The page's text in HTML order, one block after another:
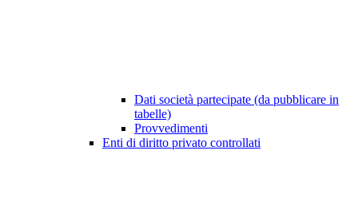
Dati società partecipate (da pubblicare in
tabelle)
Provvedimenti
Enti di diritto privato controllati